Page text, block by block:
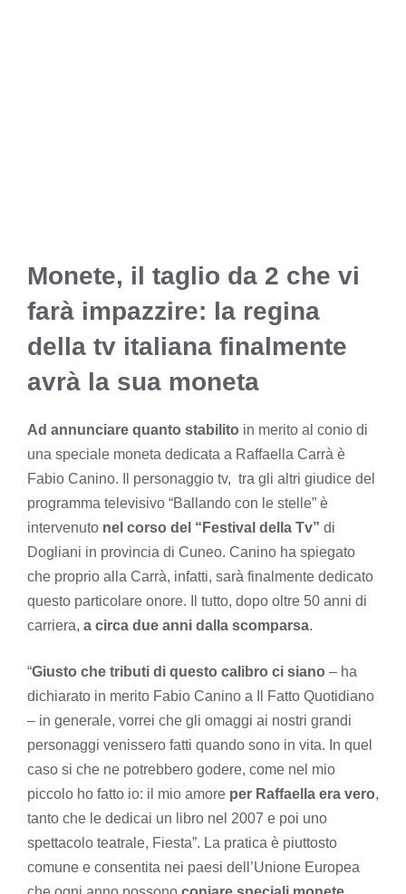
Monete, il taglio da 2 che vi
farà impazzire: la regina
della tv italiana finalmente
avrà la sua moneta
Ad annunciare quanto stabilito in merito al conio di
una speciale moneta dedicata a Raffaella Carrà è
Fabio Canino. Il personaggio tv, tra gli altri giudice del
programma televisivo “Ballando con le stelle” è
intervenuto nel corso del “Festival della Tv” di
Dogliani in provincia di Cuneo. Canino ha spiegato
che proprio alla Carrà, infatti, sarà finalmente dedicato
questo particolare onore. Il tutto, dopo oltre 50 anni di
carriera, a circa due anni dalla scomparsa.
“Giusto che tributi di questo calibro ci siano – ha
dichiarato in merito Fabio Canino a Il Fatto Quotidiano
– in generale, vorrei che gli omaggi ai nostri grandi
personaggi venissero fatti quando sono in vita. In quel
caso si che ne potrebbero godere, come nel mio
piccolo ho fatto io: il mio amore per Raffaella era vero,
tanto che le dedicai un libro nel 2007 e poi uno
spettacolo teatrale, Fiesta”. La pratica è piuttosto
comune e consentita nei paesi dell’Unione Europea